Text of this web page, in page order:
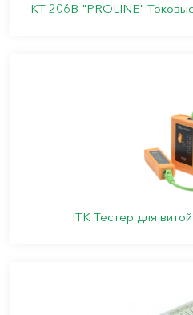
KT 206B "PROLINE"
ITK Тестер для